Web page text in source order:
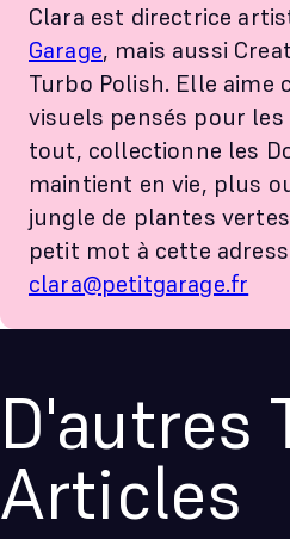
Clara est directrice
Garage, mais aussi
Turbo Polish. Elle aime
visuels pensés pour
tout, collectionne les
maintient en vie, plus
jungle de plantes
petit mot à cette
clara@petitgarage.fr
D'autres
Articles